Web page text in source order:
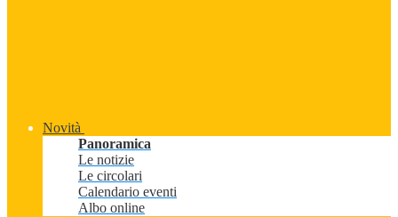
Novità
Panoramica
Le notizie
Le circolari
Calendario eventi
Albo online